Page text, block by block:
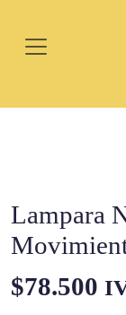
Lampara
$78.500